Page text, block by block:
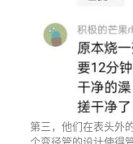
第三，他们在表头外